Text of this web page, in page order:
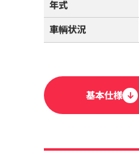
年式
車輌状況
基本仕様 ↓